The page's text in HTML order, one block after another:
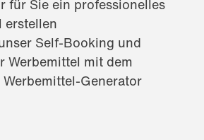
für Sie ein professionelles
erstellen
Self-Booking und
Werbemittel mit dem
Generator